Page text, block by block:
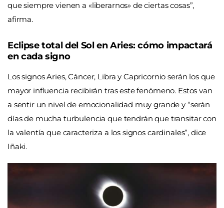
que siempre vienen a «liberarnos» de ciertas cosas”,
afirma.
Eclipse total del Sol en Aries: cómo impactará
en cada signo
Los signos Aries, Cáncer, Libra y Capricornio serán los que
mayor influencia recibirán tras este fenómeno. Estos van
a sentir un nivel de emocionalidad muy grande y “serán
días de mucha turbulencia que tendrán que transitar con
la valentía que caracteriza a los signos cardinales”, dice
Iñaki.